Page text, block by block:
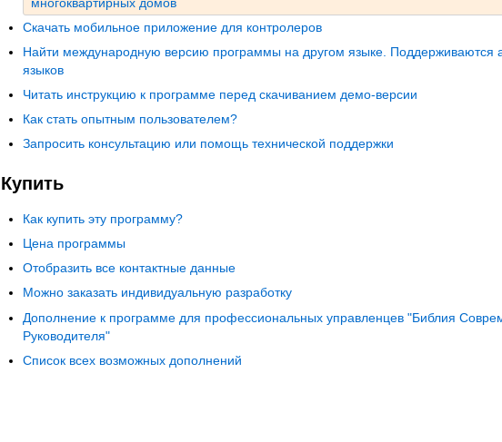
Скачать мобильное приложение для контролеров
Найти международную версию программы на другом языке. Поддерживаются
языков
Читать инструкцию к программе перед скачиванием демо-версии
Как стать опытным пользователем?
Запросить консультацию или помощь технической поддержки
Купить
Как купить эту программу?
Цена программы
Отобразить все контактные данные
Можно заказать индивидуальную разработку
Дополнение к программе для профессиональных управленцев "Библия
Руководителя"
Список всех возможных дополнений